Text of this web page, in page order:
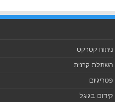
ניתוח קטרקט
השתלת קרנית
פטריגיום
קידום בגוגל